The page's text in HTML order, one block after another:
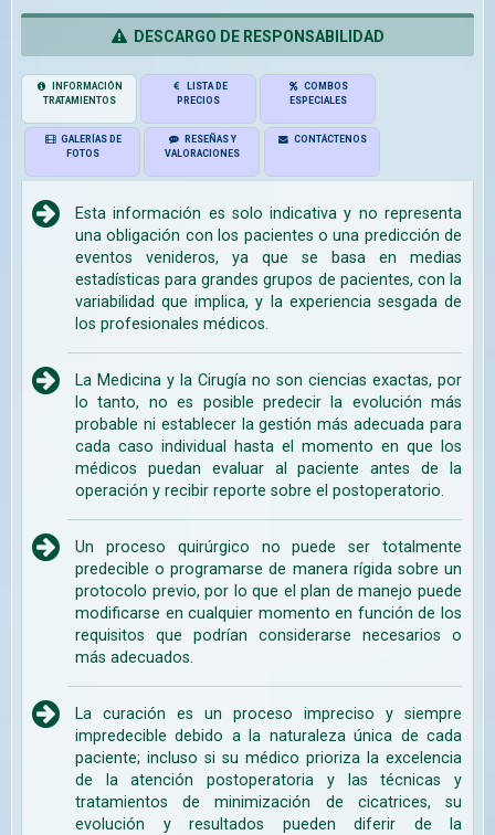
DESCARGO DE RESPONSABILIDAD
INFORMACIÓN
TRATAMIENTOS
LISTA DE
PRECIOS
COMBOS
ESPECIALES
GALERÍAS DE
FOTOS
RESEÑAS Y
VALORACIONES
CONTÁCTENOS
Esta información es solo indicativa y no representa
una obligación con los pacientes o una predicción de
eventos venideros, ya que se basa en medias
estadísticas para grandes grupos de pacientes, con la
variabilidad que implica, y la experiencia sesgada de
los profesionales médicos.
La Medicina y la Cirugía no son ciencias exactas, por
lo tanto, no es posible predecir la evolución más
probable ni establecer la gestión más adecuada para
cada caso individual hasta el momento en que los
médicos puedan evaluar al paciente antes de la
operación y recibir reporte sobre el postoperatorio.
Un proceso quirúrgico no puede ser totalmente
predecible o programarse de manera rígida sobre un
protocolo previo, por lo que el plan de manejo puede
modificarse en cualquier momento en función de los
requisitos que podrían considerarse necesarios o
más adecuados.
La curación es un proceso impreciso y siempre
impredecible debido a la naturaleza única de cada
paciente; incluso si su médico prioriza la excelencia
de la atención postoperatoria y las técnicas y
tratamientos de minimización de cicatrices, su
evolución y resultados pueden diferir de la